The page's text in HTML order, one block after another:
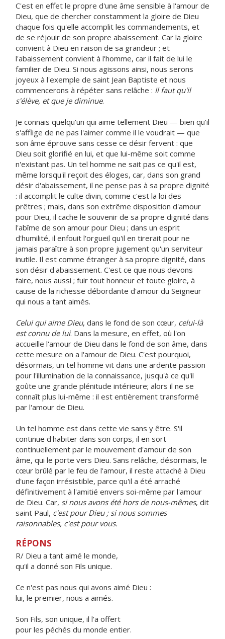
C'est en effet le propre d'une âme sensible à l'amour de
Dieu, que de chercher constamment la gloire de Dieu
chaque fois qu'elle accomplit les commandements, et
de se réjouir de son propre abaissement. Car la gloire
convient à Dieu en raison de sa grandeur ; et
l'abaissement convient à l'homme, car il fait de lui le
familier de Dieu. Si nous agissons ainsi, nous serons
joyeux à l'exemple de saint Jean Baptiste et nous
commencerons à répéter sans relâche : Il faut qu'il
s'élève, et que je diminue.
Je connais quelqu'un qui aime tellement Dieu — bien qu'il
s'afflige de ne pas l'aimer comme il le voudrait — que
son âme éprouve sans cesse ce désir fervent : que
Dieu soit glorifié en lui, et que lui-même soit comme
n'existant pas. Un tel homme ne sait pas ce qu'il est,
même lorsqu'il reçoit des éloges, car, dans son grand
désir d'abaissement, il ne pense pas à sa propre dignité
: il accomplit le culte divin, comme c'est la loi des
prêtres ; mais, dans son extrême disposition d'amour
pour Dieu, il cache le souvenir de sa propre dignité dans
l'abîme de son amour pour Dieu ; dans un esprit
d'humilité, il enfouit l'orgueil qu'il en tirerait pour ne
jamais paraître à son propre jugement qu'un serviteur
inutile. Il est comme étranger à sa propre dignité, dans
son désir d'abaissement. C'est ce que nous devons
faire, nous aussi ; fuir tout honneur et toute gloire, à
cause de la richesse débordante d'amour du Seigneur
qui nous a tant aimés.
Celui qui aime Dieu, dans le fond de son cœur, celui-là
est connu de lui. Dans la mesure, en effet, où l'on
accueille l'amour de Dieu dans le fond de son âme, dans
cette mesure on a l'amour de Dieu. C'est pourquoi,
désormais, un tel homme vit dans une ardente passion
pour l'illumination de la connaissance, jusqu'à ce qu'il
goûte une grande plénitude intérieure; alors il ne se
connaît plus lui-même : il est entièrement transformé
par l'amour de Dieu.
Un tel homme est dans cette vie sans y être. S'il
continue d'habiter dans son corps, il en sort
continuellement par le mouvement d'amour de son
âme, qui le porte vers Dieu. Sans relâche, désormais, le
cœur brûlé par le feu de l'amour, il reste attaché à Dieu
d'une façon irrésistible, parce qu'il a été arraché
définitivement à l'amitié envers soi-même par l'amour
de Dieu. Car, si nous avons été hors de nous-mêmes, dit
saint Paul, c'est pour Dieu ; si nous sommes
raisonnables, c'est pour vous.
RÉPONS
R/ Dieu a tant aimé le monde,
qu'il a donné son Fils unique.
Ce n'est pas nous qui avons aimé Dieu :
lui, le premier, nous a aimés.
Son Fils, son unique, il l'a offert
pour les péchés du monde entier.